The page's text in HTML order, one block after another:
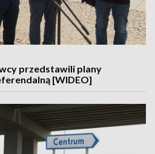
przedstawili plany
[WIDEO]